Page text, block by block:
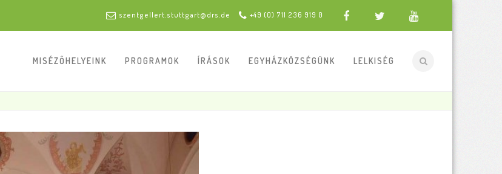
szentgellert.stuttgart@drs.de +49 (0) 711 236 919 0
MISÉZŐHELYEINK PROGRAMOK ÍRÁSOK EGYHÁZKÖZSÉGÜNK LELKISÉG